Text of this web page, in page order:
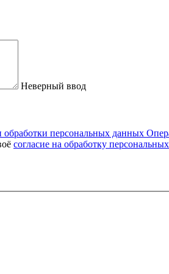
Неверный ввод
персональных данных
согласие на обработку